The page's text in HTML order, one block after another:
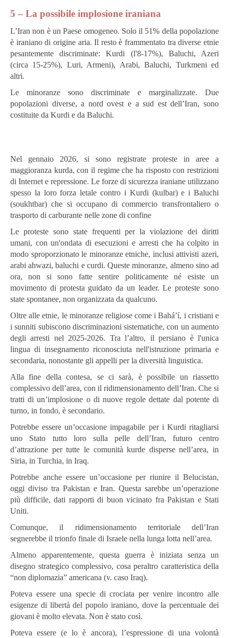
5 – La possibile implosione iraniana
L’Iran non è un Paese omogeneo. Solo il 51% della popolazione
è iraniano di origine aria. Il resto è frammentato tra diverse etnie
pesantemente discriminate: Kurdi (l'8-17%), Baluchi, Azeri
(circa 15-25%), Luri, Armeni), Arabi, Baluchi, Turkmeni ed
altri.
Le minoranze sono discriminate e marginalizzate. Due
popolazioni diverse, a nord ovest e a sud est dell’Iran, sono
costituite da Kurdi e da Baluchi.
Nel gennaio 2026, si sono registrate proteste in aree a
maggioranza kurda, con il regime che ha risposto con restrizioni
di Internet e repressione. Le forze di sicurezza iraniane utilizzano
spesso la loro forza letale contro i Kurdi (kulbar) e i Baluchi
(soukhtbar) che si occupano di commercio transfrontaliero o
trasporto di carburante nelle zone di confine
Le proteste sono state frequenti per la violazione dei diritti
umani, con un'ondata di esecuzioni e arresti che ha colpito in
modo sproporzionato le minoranze etniche, inclusi attivisti azeri,
arabi ahwazi, baluchi e curdi. Queste minoranze, almeno sino ad
ora, non si sono fatte sentire politicamente né esiste un
movimento di protesta guidato da un leader. Le proteste sono
state spontanee, non organizzata da qualcuno.
Oltre alle etnie, le minoranze religiose come i Baháʼí, i cristiani e
i sunniti subiscono discriminazioni sistematiche, con un aumento
degli arresti nel 2025-2026. Tra l’altro, il persiano è l'unica
lingua di insegnamento riconosciuta nell'istruzione primaria e
secondaria, nonostante gli appelli per la diversità linguistica.
Alla fine della contesa, se ci sarà, è possibile un riassetto
complessivo dell’area, con il ridimensionamento dell’Iran. Che si
tratti di un’implosione o di nuove regole dettate dal potente di
turno, in fondo, è secondario.
Potrebbe essere un’occasione impagabile per i Kurdi ritagliarsi
uno Stato tutto loro sulla pelle dell’Iran, futuro centro
d’attrazione per tutte le comunità kurde disperse nell’area, in
Siria, in Turchia, in Iraq.
Potrebbe anche essere un’occasione per riunire il Belucistan,
oggi diviso tra Pakistan e Iran. Questa sarebbe un’operazione
più difficile, dati rapporti di buon vicinato fra Pakistan e Stati
Uniti.
Comunque, il ridimensionamento territoriale dell’Iran
segnerebbe il trionfo finale di Israele nella lunga lotta nell’area.
Almeno apparentemente, questa guerra è iniziata senza un
disegno strategico complessivo, cosa peraltro caratteristica della
“non diplomazia” americana (v. caso Iraq).
Poteva essere una specie di crociata per venire incontro alle
esigenze di libertà del popolo iraniano, dove la percentuale dei
giovani è molto elevata. Non è stato così.
Poteva essere (e lo è ancora), l’espressione di una volontà